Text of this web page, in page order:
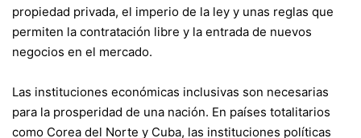
propiedad privada, el imperio de la ley y unas reglas que
permiten la contratación libre y la entrada de nuevos
negocios en el mercado.
Las instituciones económicas inclusivas son necesarias
para la prosperidad de una nación. En países totalitarios
como Corea del Norte y Cuba, las instituciones políticas